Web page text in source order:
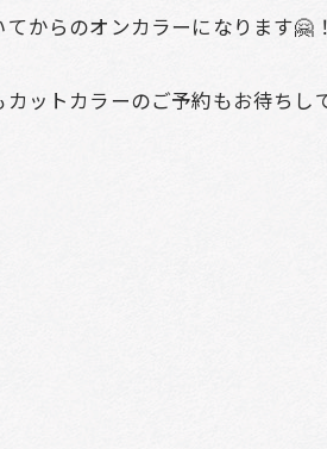
からのオンカラーになります🤗！
ットカラーのご予約もお待ちし